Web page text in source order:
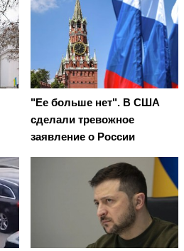
"Ее больше нет". В США
сделали тревожное
заявление о России